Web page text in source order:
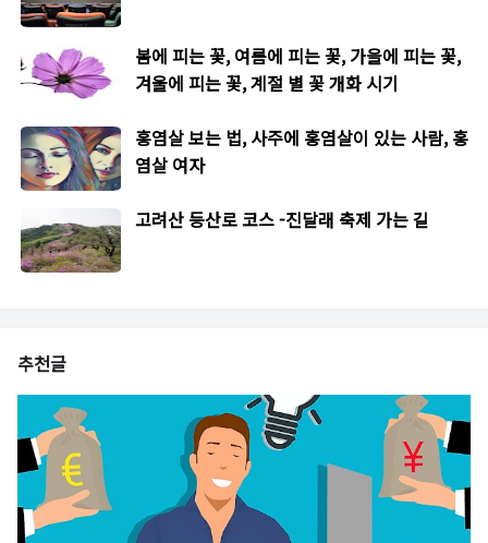
봄에 피는 꽃, 여름에 피는 꽃, 가을에 피는 꽃,
겨울에 피는 꽃, 계절 별 꽃 개화 시기
홍염살 보는 법, 사주에 홍염살이 있는 사람, 홍
염살 여자
고려산 등산로 코스 -진달래 축제 가는 길
추천글